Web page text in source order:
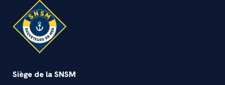
Siège de la SNSM